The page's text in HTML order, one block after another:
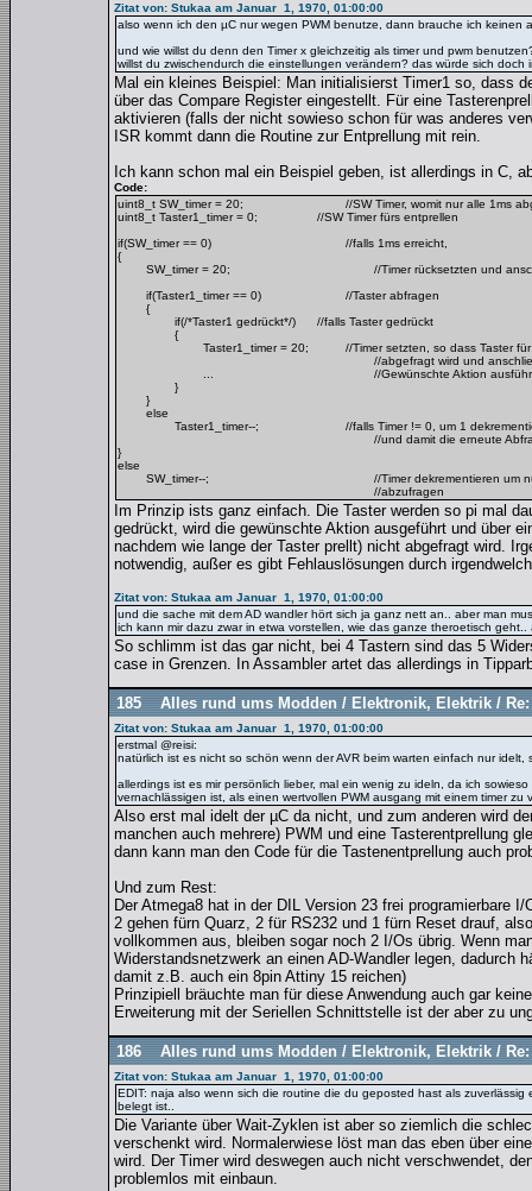
Zitat von: Stukaa am Januar 1, 1970, 01:00:00
also wenn ich den µC nur wegen PWM benutze, dann brauche ich keinen
und wie willst du denn den Timer x gleichzeitig als timer und pwm
willst du zwischendurch die einstellungen verändern? das würde sich doch
Mal ein kleines Beispiel: Man initialisierst Timer1 so, dass
über das Compare Register eingestellt. Für eine
aktivieren (falls der nicht sowieso schon für was anderes
ISR kommt dann die Routine zur Entprellung mit rein.
Ich kann schon mal ein Beispiel geben, ist allerdings in C,
Code:
uint8_t SW_timer = 20;
//SW Timer, womit nur alle 1ms
uint8_t Taster1_timer = 0;
//SW Timer fürs entprellen
if(SW_timer == 0)
//falls 1ms erreicht,
{
SW_timer = 20;
//Timer rücksetzten und
if(Taster1_timer == 0)
//Taster abfragen
{
if(/*Taster1 gedrückt*/)
//falls Taster gedrückt
{
Taster1_timer = 20;
//Timer setzten, so dass Taster
//abgefragt wird und
//Gewünschte Aktion
}
}
else
Taster1_timer--;
//falls Timer != 0, um 1
//und damit die erneute
}
else
SW_timer--;
//Timer dekrementieren um
//abzufragen
Im Prinzip ists ganz einfach. Die Taster werden so pi mal
gedrückt, wird die gewünschte Aktion ausgeführt und über
nachdem wie lange der Taster prellt) nicht abgefragt wird.
notwendig, außer es gibt Fehlauslösungen durch
Zitat von: Stukaa am Januar 1, 1970, 01:00:00
und die sache mit dem AD wandler hört sich ja ganz nett an.. aber man
ich kann mir dazu zwar in etwa vorstellen, wie das ganze theroetisch
So schlimm ist das gar nicht, bei 4 Tastern sind das 5
case in Grenzen. In Assambler artet das allerdings in
185 Alles rund ums Modden/ Elektronik, Elektrik/
Zitat von: Stukaa am Januar 1, 1970, 01:00:00
erstmal @reisi:
natürlich ist es nicht so schön wenn der AVR beim warten einfach nur
allerdings ist es mir persönlich lieber, mal ein wenig zu ideln, da ich
vernachlässigen ist, als einen wertvollen PWM ausgang mit einem timer zu
Also erst mal idelt der µC da nicht, und zum anderen wird
manchen auch mehrere) PWM und eine Tasterentprellung
dann kann man den Code für die Tastenentprellung auch
Und zum Rest:
Der Atmega8 hat in der DIL Version 23 frei programierbare
2 gehen fürn Quarz, 2 für RS232 und 1 fürn Reset drauf,
vollkommen aus, bleiben sogar noch 2 I/Os übrig. Wenn
Widerstandsnetzwerk an einen AD-Wandler legen, dadurch
damit z.B. auch ein 8pin Attiny 15 reichen)
Prinzipiell bräuchte man für diese Anwendung auch gar
Erweiterung mit der Seriellen Schnittstelle ist der aber zu
186 Alles rund ums Modden/ Elektronik, Elektrik/
Zitat von: Stukaa am Januar 1, 1970, 01:00:00
EDIT: naja also wenn sich die routine die du geposted hast als
belegt ist..
Die Variante über Wait-Zyklen ist aber so ziemlich die
verschenkt wird. Normalerwiese löst man das eben über
wird. Der Timer wird deswegen auch nicht verschwendet,
problemlos mit einbaun.